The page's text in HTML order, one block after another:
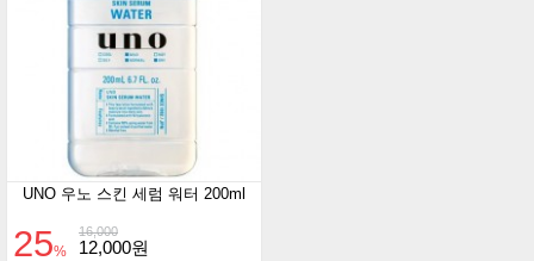
UNO 우노 스킨 세럼 워터 200ml
16,000
25% 12,000원